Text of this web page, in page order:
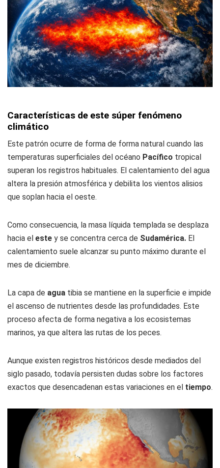
Características de este súper fenómeno
climático
Este patrón ocurre de forma de forma natural cuando las
temperaturas superficiales del océano Pacífico tropical
superan los registros habituales. El calentamiento del agua
altera la presión atmosférica y debilita los vientos alisios
que soplan hacia el oeste.
Como consecuencia, la masa líquida templada se desplaza
hacia el este y se concentra cerca de Sudamérica. El
calentamiento suele alcanzar su punto máximo durante el
mes de diciembre.
La capa de agua tibia se mantiene en la superficie e impide
el ascenso de nutrientes desde las profundidades. Este
proceso afecta de forma negativa a los ecosistemas
marinos, ya que altera las rutas de los peces.
Aunque existen registros históricos desde mediados del
siglo pasado, todavía persisten dudas sobre los factores
exactos que desencadenan estas variaciones en el tiempo.